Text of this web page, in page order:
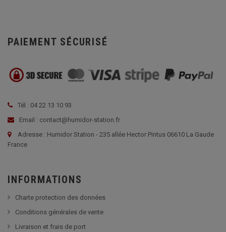
PAIEMENT SÉCURISÉ
Tél : 04 22 13 10 93
Email : contact@humidor-station.fr
Adresse : Humidor Station - 235 allée Hector Pintus 06610 La Gaude
France
INFORMATIONS
Charte protection des données
Conditions générales de vente
Livraison et frais de port